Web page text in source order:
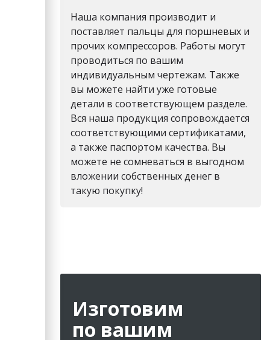
Наша компания производит и
поставляет пальцы для поршневых и
прочих компрессоров. Работы могут
проводиться по вашим
индивидуальным чертежам. Также
вы можете найти уже готовые
детали в соответствующем разделе.
Вся наша продукция сопровождается
соответствующими сертификатами,
а также паспортом качества. Вы
можете не сомневаться в выгодном
вложении собственных денег в
такую покупку!
Изготовим
по вашим